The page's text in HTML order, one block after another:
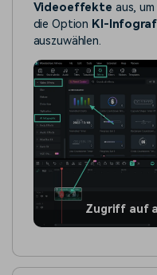
Videoeffekte aus,
die Option KI-
auszuwählen.
Zugriff auf